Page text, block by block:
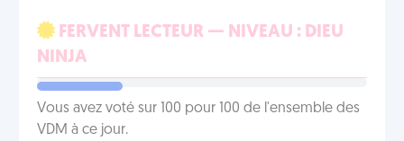
FERVENT LECTEUR — NIVEAU : DIEU
NINJA
Vous avez voté sur 100 pour 100 de l'ensemble des
VDM à ce jour.